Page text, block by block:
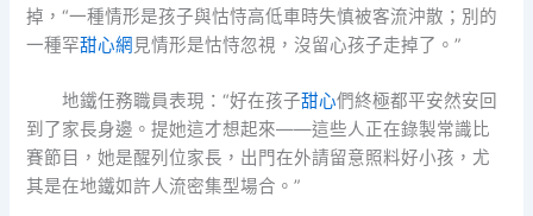
掉，“一種情形是孩子與怙恃高低車時失慎被客流沖散；別的
一種罕甜心網 見情形是怙恃忽視，沒留心孩子走掉了。”
地鐵任務職員表現：“好在孩子甜心們終極都平安然安回
到了家長身邊。提她這才想起來——這些人正在錄製常識比
賽節目，她是醒列位家長，出門在外請留意照料好小孩，尤
其是在地鐵如許人流密集型場合。”